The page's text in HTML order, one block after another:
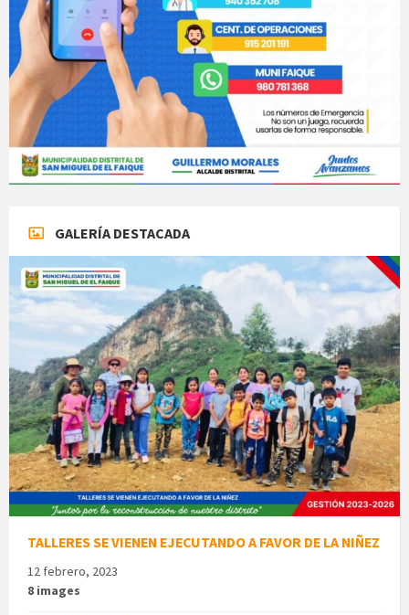
GALERÍA DESTACADA
TALLERES SE VIENEN EJECUTANDO A FAVOR DE LA NIÑEZ
12 febrero, 2023
8 images